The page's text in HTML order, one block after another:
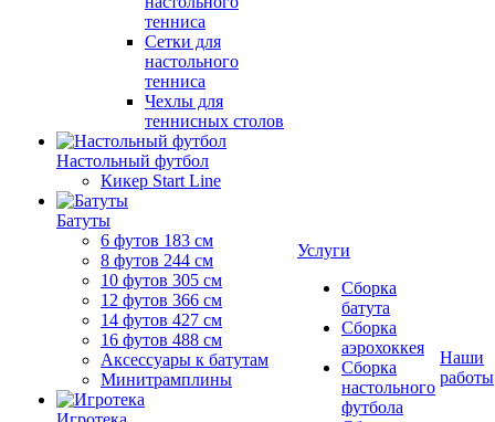
тенниса
Сетки для
настольного
тенниса
Чехлы для
теннисных столов
Настольный футбол
Кикер Start Line
Батуты
6 футов 183 см
8 футов 244 см
10 футов 305 см
12 футов 366 см
14 футов 427 см
16 футов 488 см
Аксессуары к батутам
Минитрамплины
Услуги
Сборка
батута
Сборка
аэрохоккея
Сборка
настольного
футбола
Наши
работы